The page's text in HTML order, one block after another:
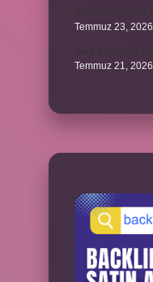
Temmuz 23, 2026
Temmuz 21, 2026